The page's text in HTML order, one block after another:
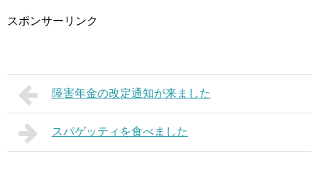
スポンサーリンク
障害年金の改定通知が来ました
スパゲッティを食べました